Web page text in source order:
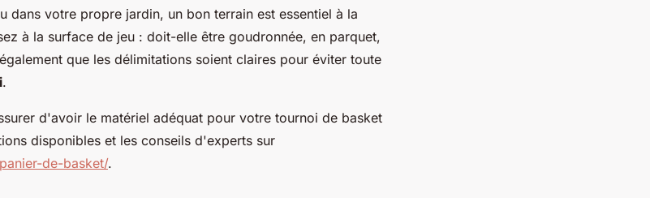
dans votre propre jardin, un bon terrain est essentiel à la
à la surface de jeu : doit-elle être goudronnée, en parquet,
que les délimitations soient claires pour éviter toute
.
d'avoir le matériel adéquat pour votre tournoi de basket
disponibles et les conseils d'experts sur
de-basket/.